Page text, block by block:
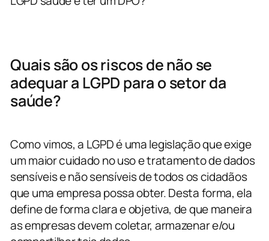
Quais são os riscos de não se
adequar a LGPD para o setor da
saúde?
Como vimos, a LGPD é uma legislação que exige
um maior cuidado no uso e tratamento de dados
sensíveis e não sensíveis de todos os cidadãos
que uma empresa possa obter. Desta forma, ela
define de forma clara e objetiva, de que maneira
as empresas devem coletar, armazenar e/ou